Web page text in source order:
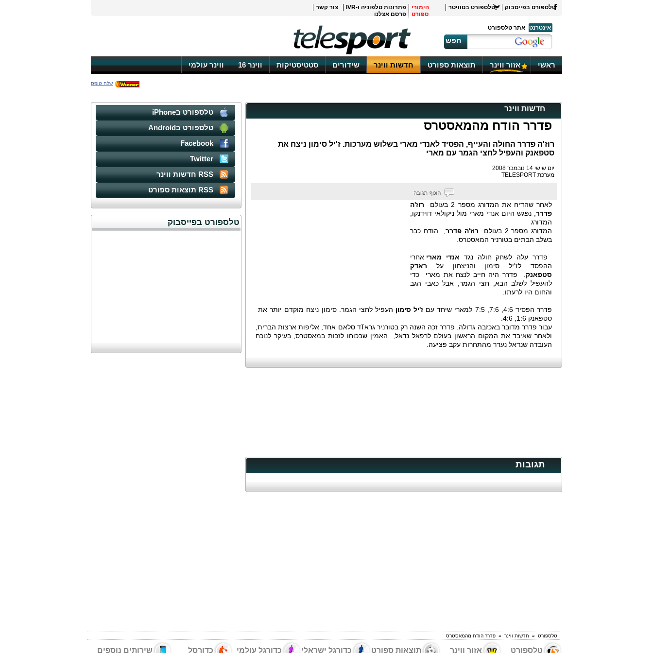
טלספורט בפייסבוק טלספורט בטוויטר
הימורי
ספורט
פתרונות טלפוניה ו-IVR
צור קשר
פרסם אצלנו
אינטרנט
אתר טלספורט
חפש
ראשי אזור ווינר תוצאות ספורט חדשות ווינר שידורים סטטיסטיקות ווינר 16 ווינר עולמי
שלח טופס
חדשות ווינר
פדרר הודח מהמאסטרס
רוז'ה פדרר החולה והעייף, הפסיד לאנדי מארי בשלוש מערכות. ז'יל סימון ניצח את
סטפאנק והעפיל לחצי הגמר עם מארי
יום שישי 14 נובמבר 2008
מערכת TELESPORT
לאחר שהדיח את המדורג מספר 2 בעולם
רוז'ה
פדרר , נפגש היום אנדי מארי מול ניקולאי דוידנקו,
המדורג
המדורג מספר 2 בעולם
רוז'ה פדרר , הודח כבר
בשלב הבתים בטורניר המאסטרס.
פדרר עלה לשחק חולה נגד אנדי מארי אחרי
ההפסד לז'יל סימון והניצחון על ראדק
סטפאנק . פדרר היה חייב לנצח את מארי כדי
להעפיל לשלב הבא, חצי הגמר, אבל כאבי הגב
והחום היו לרעתו.
פדרר הפסיד 4:6, 7:6, 7:5 למארי שיחד עם ז'יל סימון העפיל לחצי הגמר. סימון ניצח מוקדם יותר את
סטפאנק 1:6, 4:6.
עבור פדרר מדובר באכזבה גדולה. פדרר זכה השנה רק בטורניר גראߠד סלאם אחד, אליפות ארצות הברית,
ולאחר שאיבד את המקום הראשון בעולם לרפאל נדאל, האמין שבכוחו לזכות במאסטרס, בעיקר לנוכח
העובדה שנדאל נעדר מהתחרות עקב פציעה.
תגובות
טלספורט בiPhone
טלספורט בAndroid
Facebook
Twitter
RSS חדשות ווינר
RSS תוצאות ספורט
טלספורט בפייסבוק
טלספורט » חדשות ווינר » פדרר הודח מהמאסטרס
טלספורט אזור ווינר תוצאות ספורט כדורגל ישראלי כדורגל עולמי כדורסל שירותים נוספים